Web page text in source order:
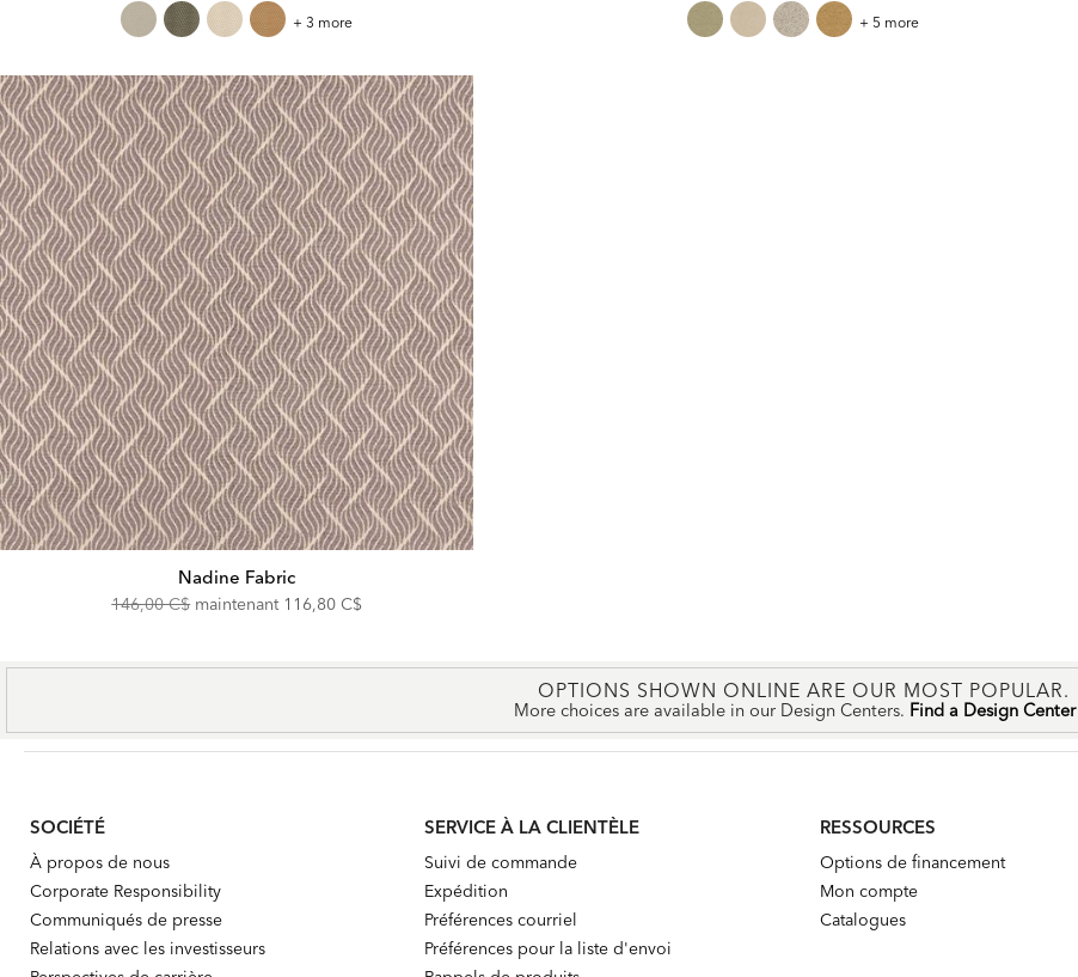
Price:
Price:
Credo
+ 3 more
Price:
Price:
Wavelength
+ 5 more
Nadine Fabric
Original
146,00 C$ maintenant Discounted
116,80 C$
OPTIONS SHOWN ONLINE ARE OUR MOST POPULAR.
More choices are available in our Design Centers. Find a Design Center
SOCIÉTÉ
À propos de nous
Corporate Responsibility
Communiqués de presse
Relations avec les investisseurs
SERVICE À LA CLIENTÈLE
Suivi de commande
Expédition
Préférences courriel
Préférences pour la liste d'envoi
RESSOURCES
Options de financement
Mon compte
Catalogues